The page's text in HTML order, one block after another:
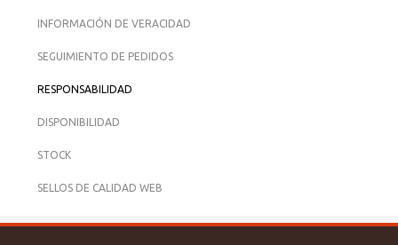
INFORMACIÓN DE VERACIDAD
SEGUIMIENTO DE PEDIDOS
RESPONSABILIDAD
DISPONIBILIDAD
STOCK
SELLOS DE CALIDAD WEB